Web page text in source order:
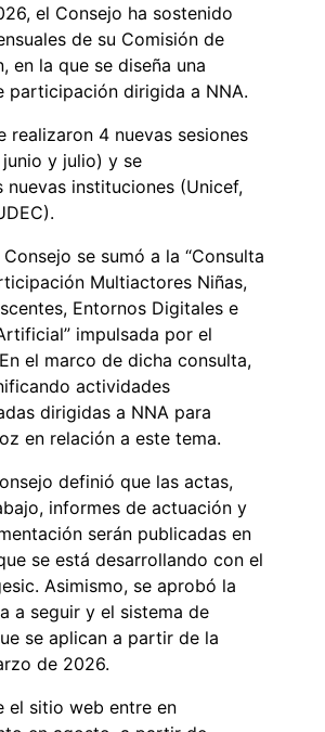
el Consejo ha sostenido
de su Comisión de
en la que se diseña una
participación dirigida a NNA.
realizaron 4 nuevas sesiones
y julio) y se
nuevas instituciones (Unicef,
se sumó a la “Consulta
Multiactores Niñas,
Entornos Digitales e
impulsada por el
el marco de dicha consulta,
actividades
dirigidas a NNA para
en relación a este tema.
definió que las actas,
informes de actuación y
serán publicadas en
se está desarrollando con el
Asimismo, se aprobó la
a seguir y el sistema de
se aplican a partir de la
de 2026.
el sitio web entre en